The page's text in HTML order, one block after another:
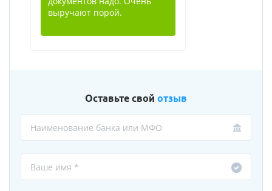
выручают порой.
Оставьте свой отзыв